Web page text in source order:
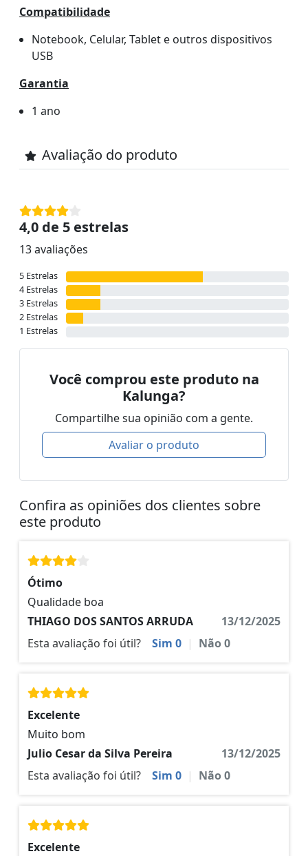
Compatibilidade
Notebook, Celular, Tablet e outros dispositivos
USB
Garantia
1 ano
Avaliação do produto
4,0 de 5 estrelas
13 avaliações
5 Estrelas
4 Estrelas
3 Estrelas
2 Estrelas
1 Estrelas
Você comprou este produto na
Kalunga?
Compartilhe sua opinião com a gente.
Avaliar o produto
Confira as opiniões dos clientes sobre
este produto
Ótimo
Qualidade boa
THIAGO DOS SANTOS ARRUDA
13/12/2025
Esta avaliação foi útil?
Sim 0 | Não0
Excelente
Muito bom
Julio Cesar da Silva Pereira
13/12/2025
Esta avaliação foi útil?
Sim 0 | Não0
Excelente